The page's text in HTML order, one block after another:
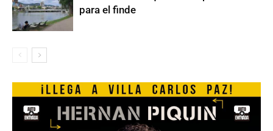
para el finde